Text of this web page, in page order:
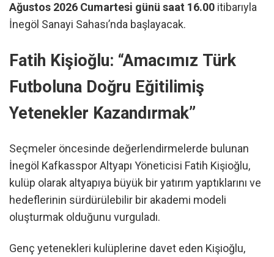
Ağustos 2026 Cumartesi günü saat 16.00 itibarıyla
İnegöl Sanayi Sahası’nda başlayacak.
Fatih Kişioğlu: “Amacımız Türk
Futboluna Doğru Eğitilimiş
Yetenekler Kazandırmak”
Seçmeler öncesinde değerlendirmelerde bulunan
İnegöl Kafkasspor Altyapı Yöneticisi Fatih Kişioğlu,
kulüp olarak altyapıya büyük bir yatırım yaptıklarını ve
hedeflerinin sürdürülebilir bir akademi modeli
oluşturmak olduğunu vurguladı.
Genç yetenekleri kulüplerine davet eden Kişioğlu,